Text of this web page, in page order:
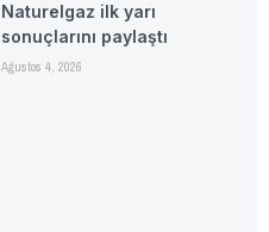
Naturelgaz ilk yarı
sonuçlarını paylaştı
Ağustos 4, 2026